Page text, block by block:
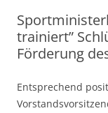
trainiert”
Förderung
Entsprechend